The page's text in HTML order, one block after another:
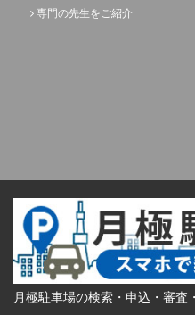
専門の先生をご紹介
月極駐車場の検索・申込・審